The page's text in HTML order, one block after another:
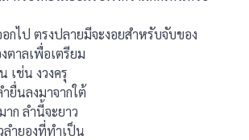
กไป ตรงปลายมีจะงอยสําหรับจับของ
ตาลเพื่อเตรียม
เช่น งวงครุ
ยื่นลงมาจากใต้
ก ลํานี้จะยาว
ลำยองที่ทำเป็น